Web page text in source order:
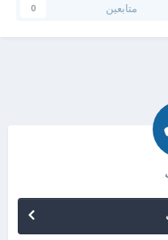
متابعين 0